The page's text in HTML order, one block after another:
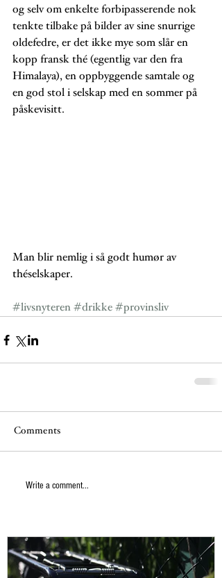
og selv om enkelte forbipasserende nok
tenkte tilbake på bilder av sine snurrige
oldefedre, er det ikke mye som slår en
kopp fransk thé (egentlig var den fra
Himalaya), en oppbyggende samtale og
en god stol i selskap med en sommer på
påskevisitt.
Man blir nemlig i så godt humør av
théselskaper.
#livsnyteren #drikke #provinsliv
Comments
Write a comment...